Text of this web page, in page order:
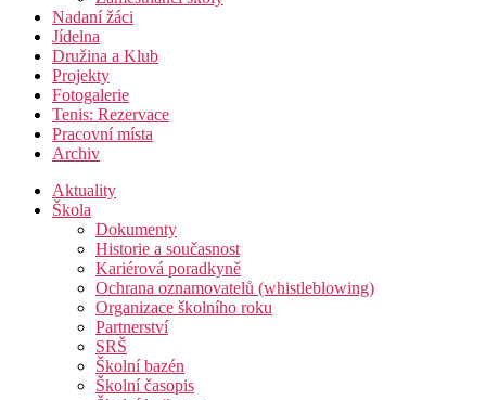
Nadaní žáci
Jídelna
Družina a Klub
Projekty
Fotogalerie
Tenis: Rezervace
Pracovní místa
Archiv
Aktuality
Škola
Dokumenty
Historie a současnost
Kariérová poradkyně
Ochrana oznamovatelů (whistleblowing)
Organizace školního roku
Partnerství
SRŠ
Školní bazén
Školní časopis